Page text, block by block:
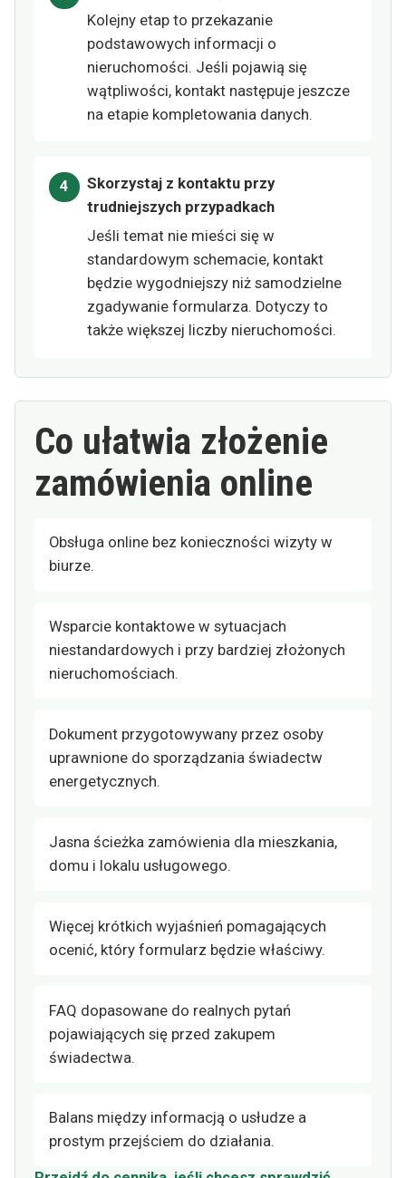
Kolejny etap to przekazanie
podstawowych informacji o
nieruchomości. Jeśli pojawią się
wątpliwości, kontakt następuje jeszcze
na etapie kompletowania danych.
Skorzystaj z kontaktu przy
trudniejszych przypadkach
Jeśli temat nie mieści się w
standardowym schemacie, kontakt
będzie wygodniejszy niż samodzielne
zgadywanie formularza. Dotyczy to
także większej liczby nieruchomości.
Co ułatwia złożenie
zamówienia online
Obsługa online bez konieczności wizyty w
biurze.
Wsparcie kontaktowe w sytuacjach
niestandardowych i przy bardziej złożonych
nieruchomościach.
Dokument przygotowywany przez osoby
uprawnione do sporządzania świadectw
energetycznych.
Jasna ścieżka zamówienia dla mieszkania,
domu i lokalu usługowego.
Więcej krótkich wyjaśnień pomagających
ocenić, który formularz będzie właściwy.
FAQ dopasowane do realnych pytań
pojawiających się przed zakupem
świadectwa.
Balans między informacją o usłudze a
prostym przejściem do działania.